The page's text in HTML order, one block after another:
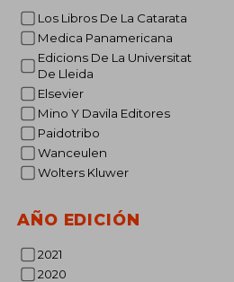
Los Libros De La Catarata
Medica Panamericana
Edicions De La Universitat
De Lleida
Elsevier
Mino Y Davila Editores
Paidotribo
Wanceulen
Wolters Kluwer
AÑO EDICIÓN
2021
2020